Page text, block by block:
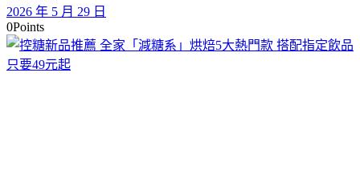
2026 年 5 月 29 日
0Points